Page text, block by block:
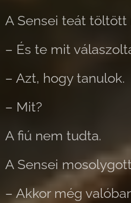
A Sensei teát töltött
– És te mit
– Azt, hogy tanulok.
– Mit?
A fiú nem tudta.
A Sensei
– Akkor még